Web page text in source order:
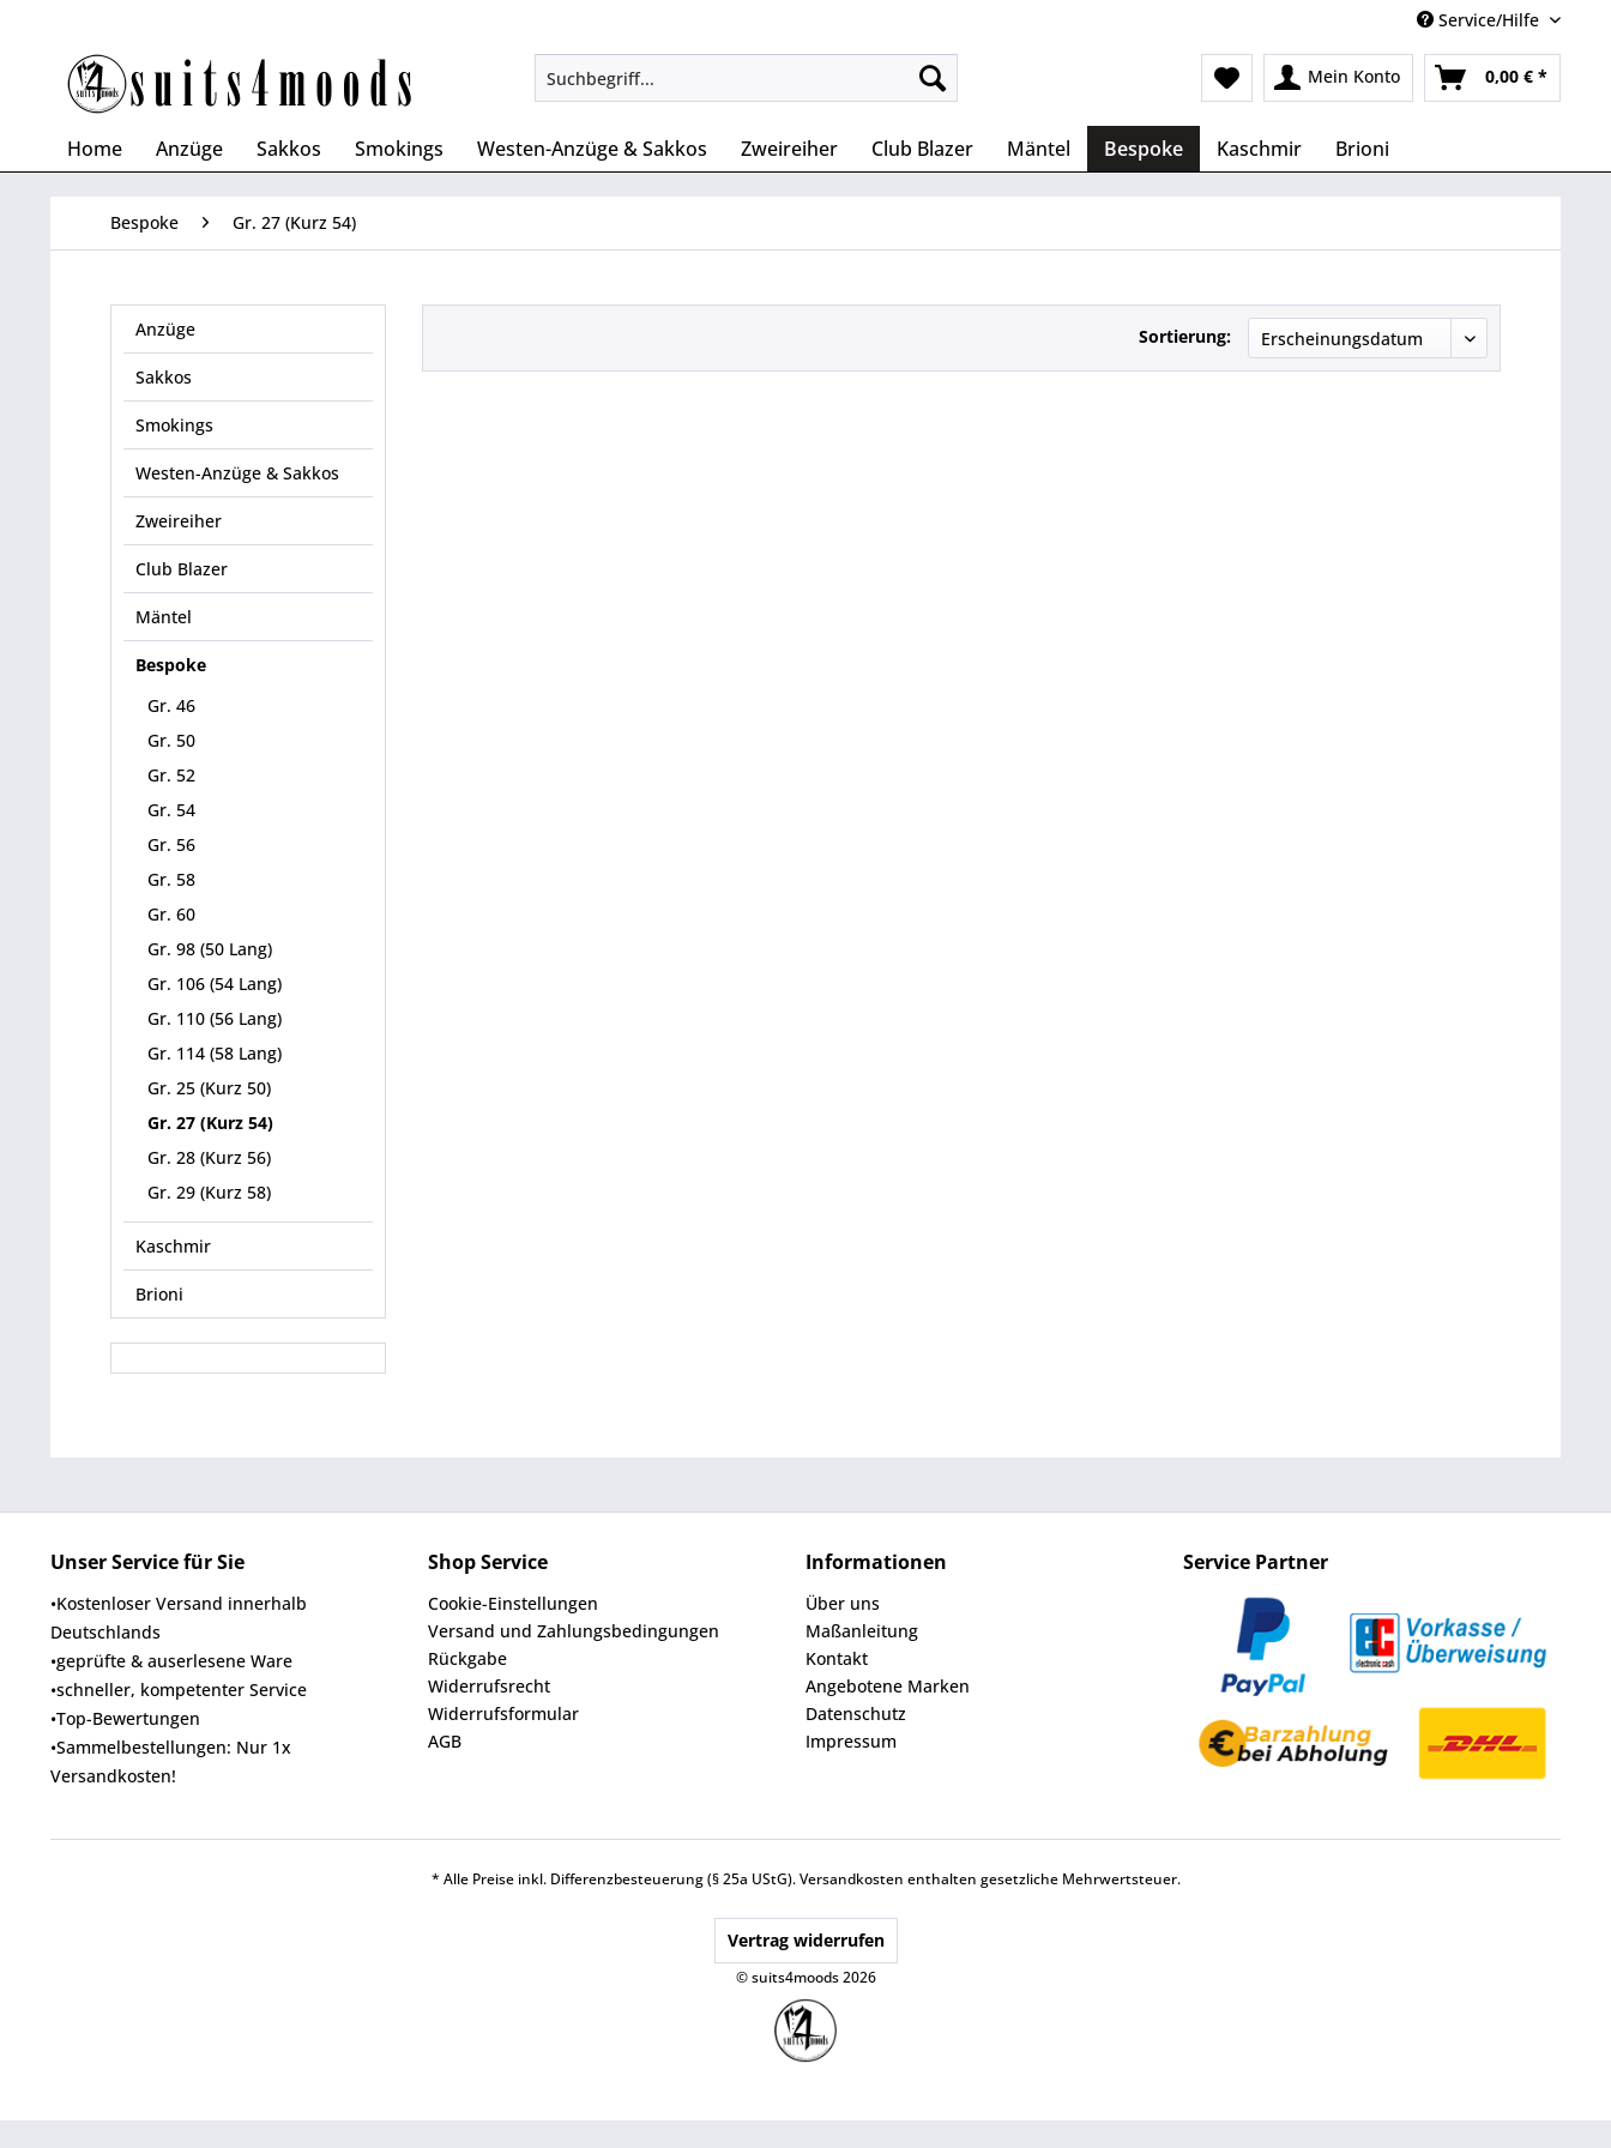
Service/Hilfe
Mein Konto 0,00 € *
Home Anzüge Sakkos Smokings Westen-Anzüge & Sakkos Zweireiher Club Blazer Mäntel Bespoke Kaschmir Brioni
Bespoke Gr. 27 (Kurz 54)
Anzüge
Sakkos
Smokings
Westen-Anzüge & Sakkos
Zweireiher
Club Blazer
Mäntel
Bespoke
Gr. 46
Gr. 50
Gr. 52
Gr. 54
Gr. 56
Gr. 58
Gr. 60
Gr. 98 (50 Lang)
Gr. 106 (54 Lang)
Gr. 110 (56 Lang)
Gr. 114 (58 Lang)
Gr. 25 (Kurz 50)
Gr. 27 (Kurz 54)
Gr. 28 (Kurz 56)
Gr. 29 (Kurz 58)
Kaschmir
Brioni
Sortierung:
Unser Service für Sie
•Kostenloser Versand innerhalb
Deutschlands
•geprüfte & auserlesene Ware
•schneller, kompetenter Service
•Top-Bewertungen
•Sammelbestellungen: Nur 1x
Versandkosten!
Shop Service
Cookie-Einstellungen
Versand und Zahlungsbedingungen
Rückgabe
Widerrufsrecht
Widerrufsformular
AGB
Informationen
Über uns
Maßanleitung
Kontakt
Angebotene Marken
Datenschutz
Impressum
Service Partner
* Alle Preise inkl. Differenzbesteuerung (§ 25a UStG).Versandkosten enthalten gesetzliche Mehrwertsteuer.
Vertrag widerrufen
© suits4moods 2026